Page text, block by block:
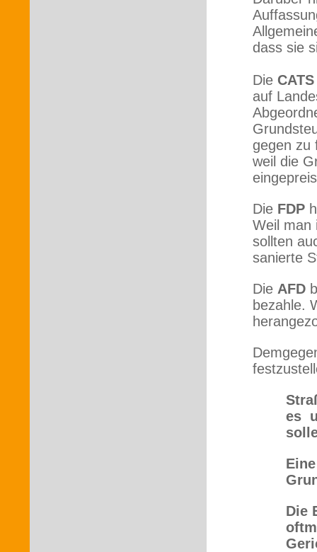
dass sie
Die CATS
auf
gegen zu
weil die
Die FDP
Weil man
sollten
sanierte
Die AFD
bezahle.
es
Die